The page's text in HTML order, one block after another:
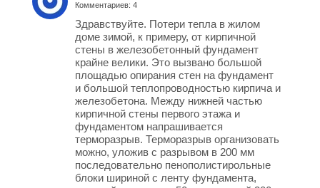
Комментариев: 4
Здравствуйте. Потери тепла в жилом
доме зимой, к примеру, от кирпичной
стены в железобетонный фундамент
крайне велики. Это вызвано большой
площадью опирания стен на фундамент
и большой теплопроводностью кирпича и
железобетона. Между нижней частью
кирпичной стены первого этажа и
фундаментом напрашивается
терморазрыв. Терморазрыв организовать
можно, уложив с разрывом в 200 мм
последовательно пенополистирольные
блоки шириной с ленту фундамента,